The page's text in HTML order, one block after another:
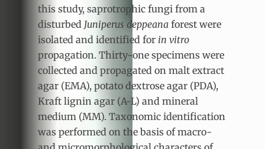
this study, saprotrophic fungi from a
disturbed Juniperus deppeana forest were
isolated and identified for in vitro
propagation. Thirty-one specimens were
collected and propagated on malt extract
agar (EMA), potato dextrose agar (PDA),
Kraft lignin agar (A-L) and mineral
medium (MM). Taxonomic identification
was performed on the basis of macro-